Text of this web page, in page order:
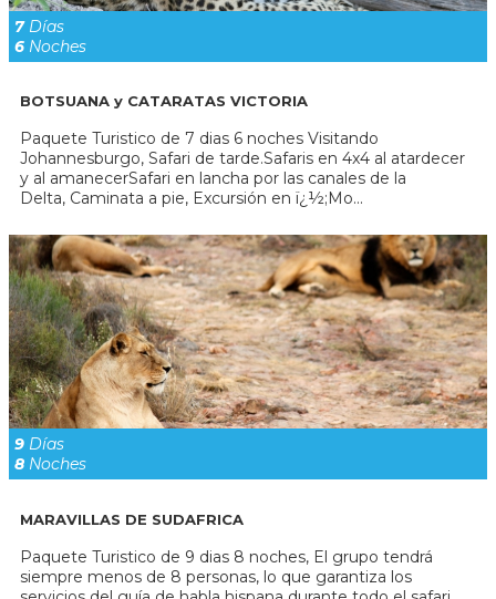
7Días
6 Noches
BOTSUANA y CATARATAS VICTORIA
Paquete Turistico de 7 dias 6 noches Visitando
Johannesburgo, Safari de tarde.Safaris en 4x4 al atardecer
y al amanecerSafari en lancha por las canales de la
Delta, Caminata a pie, Excursión en ï¿½;Mo...
9 Días
8 Noches
MARAVILLAS DE SUDAFRICA
Paquete Turistico de 9 dias 8 noches, El grupo tendrá
siempre menos de 8 personas, lo que garantiza los